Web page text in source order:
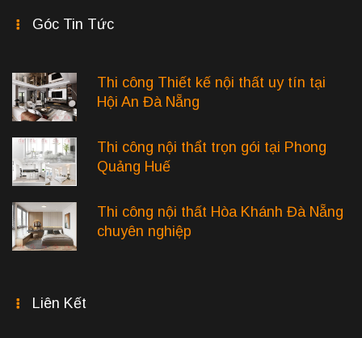
Góc Tin Tức
Thi công Thiết kế nội thất uy tín tại
Hội An Đà Nẵng
Thi công nội thẩt trọn gói tại Phong
Quảng Huế
Thi công nội thất Hòa Khánh Đà Nẵng
chuyên nghiệp
Liên Kết